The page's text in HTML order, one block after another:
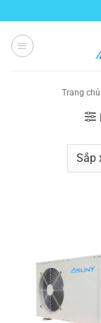
qua
nội
dung
Trang chủ